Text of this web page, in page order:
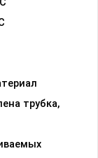
трубка,